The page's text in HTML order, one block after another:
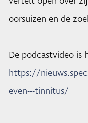
oorsuizen en de
De podcastvideo is
https://
even---tinnitus/